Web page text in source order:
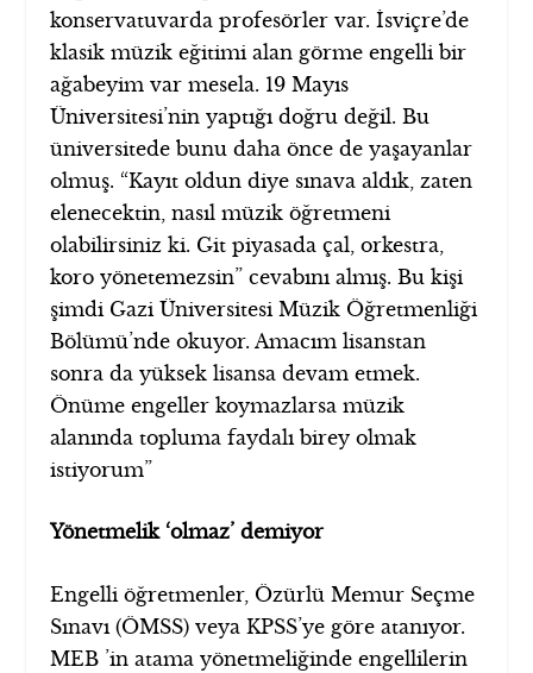
konservatuvarda profesörler var. İsviçre’de
klasik müzik eğitimi alan görme engelli bir
ağabeyim var mesela. 19 Mayıs
Üniversitesi’nin yaptığı doğru değil. Bu
üniversitede bunu daha önce de yaşayanlar
olmuş. “Kayıt oldun diye sınava aldık, zaten
elenecektin, nasıl müzik öğretmeni
olabilirsiniz ki. Git piyasada çal, orkestra,
koro yönetemezsin” cevabını almış. Bu kişi
şimdi Gazi Üniversitesi Müzik Öğretmenliği
Bölümü’nde okuyor. Amacım lisanstan
sonra da yüksek lisansa devam etmek.
Önüme engeller koymazlarsa müzik
alanında topluma faydalı birey olmak
istiyorum”
Yönetmelik ‘olmaz’ demiyor
Engelli öğretmenler, Özürlü Memur Seçme
Sınavı (ÖMSS) veya KPSS’ye göre atanıyor.
MEB ’in atama yönetmeliğinde engellilerin